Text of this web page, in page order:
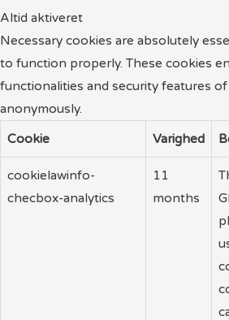
Altid aktiveret
Necessary cookies are absolutely
to function properly. These cookies
functionalities and security features
anonymously.
Cookie Varighed
cookielawinfo-
checbox-analytics
11
months